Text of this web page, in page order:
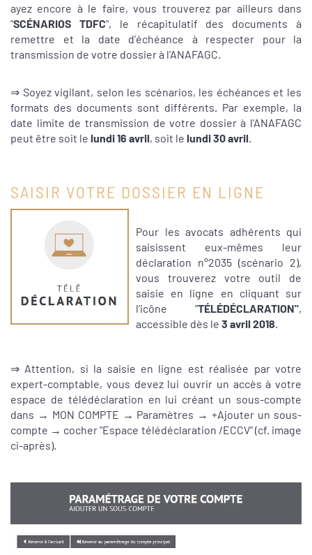
ayez encore à le faire, vous trouverez par ailleurs dans
"SCÉNARIOS TDFC", le récapitulatif des documents à
remettre et la date d’échéance à respecter pour la
transmission de votre dossier à l’ANAFAGC.
⇒ Soyez vigilant, selon les scénarios, les échéances et les
formats des documents sont différents. Par exemple, la
date limite de transmission de votre dossier à l’ANAFAGC
peut être soit le lundi 16 avril, soit le lundi 30 avril
SAISIR VOTRE DOSSIER EN LIGNE
Pour les avocats adhérents qui
saisissent eux-mêmes leur
déclaration n°2035 (scénario 2),
vous trouverez votre outil de
saisie en ligne en cliquant sur
l’icône "TÉLÉDÉCLARATION",
accessible dès le 3 avril 2018
⇒ Attention, si la saisie en ligne est réalisée par votre
expert-comptable, vous devez lui ouvrir un accès à votre
espace de télédéclaration en lui créant un sous-compte
dans → MON COMPTE → Paramètres → +Ajouter un sous-
compte → cocher "Espace télédéclaration /ECCV" (cf. image
ci-après).